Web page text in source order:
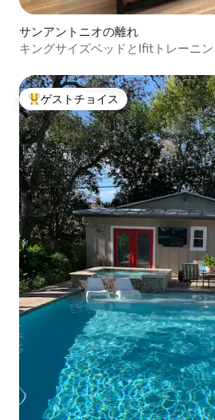
サンアントニオの離れ
キングサイズベッドとIfitトレーニ
大好評のゲストチョイスです。
ゲストチョイス